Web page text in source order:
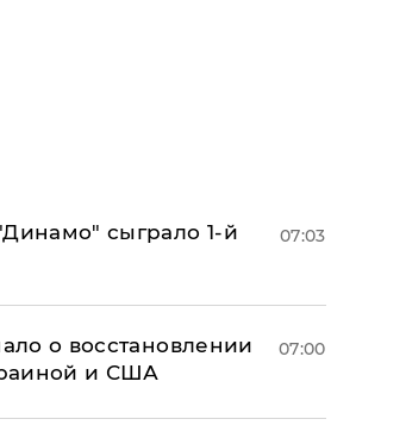
сыграло 1-й
07:03
о восстановлении
и США
07:00